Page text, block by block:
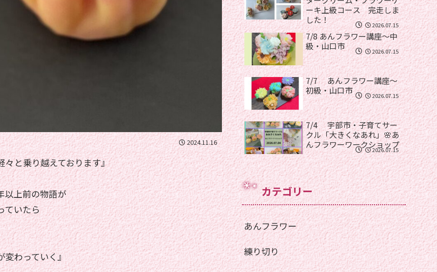
2024.11.16
と乗り越えております』
以上前の物語が
ていたら
わっていく』
ーキ上級コース 完走しま
した！
2026.07.15
7/8 あんフラワー講座〜中
級・山口市
2026.07.15
7/7 あんフラワー講座〜
初級・山口市
2026.07.15
7/4 宇部市・子育てサー
クル「大きくなあれ」🌸あ
んフラワーワークショップ
2026.07.15
カテゴリー
あんフラワー
練り切り